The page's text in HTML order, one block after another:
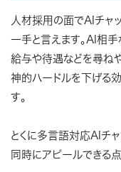
人材採用の面でAIチャ
一手と言えます。AI相手
給与や待遇などを尋ね
神的ハードルを下げる
す。
とくに多言語対応AIチ
同時にアピールできる